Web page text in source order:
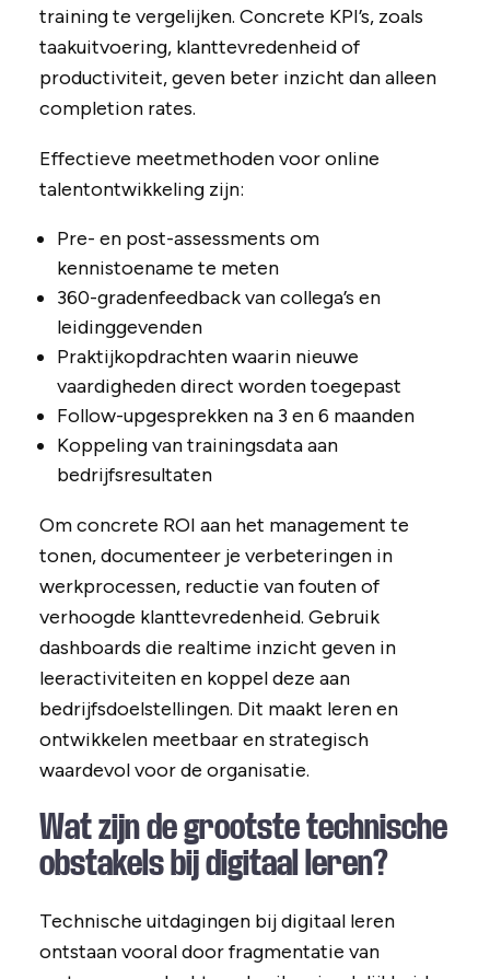
training te vergelijken. Concrete KPI’s, zoals
taakuitvoering, klanttevredenheid of
productiviteit, geven beter inzicht dan alleen
completion rates.
Effectieve meetmethoden voor online
talentontwikkeling zijn:
Pre- en post-assessments om
kennistoename te meten
360-gradenfeedback van collega’s en
leidinggevenden
Praktijkopdrachten waarin nieuwe
vaardigheden direct worden toegepast
Follow-upgesprekken na 3 en 6 maanden
Koppeling van trainingsdata aan
bedrijfsresultaten
Om concrete ROI aan het management te
tonen, documenteer je verbeteringen in
werkprocessen, reductie van fouten of
verhoogde klanttevredenheid. Gebruik
dashboards die realtime inzicht geven in
leeractiviteiten en koppel deze aan
bedrijfsdoelstellingen. Dit maakt leren en
ontwikkelen meetbaar en strategisch
waardevol voor de organisatie.
Wat zijn de grootste technische
obstakels bij digitaal leren?
Technische uitdagingen bij digitaal leren
ontstaan vooral door fragmentatie van